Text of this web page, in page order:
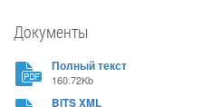
Документы
Полный текст
160.72Kb
BITS XML